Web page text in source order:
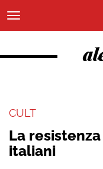
CULT
La
italiani